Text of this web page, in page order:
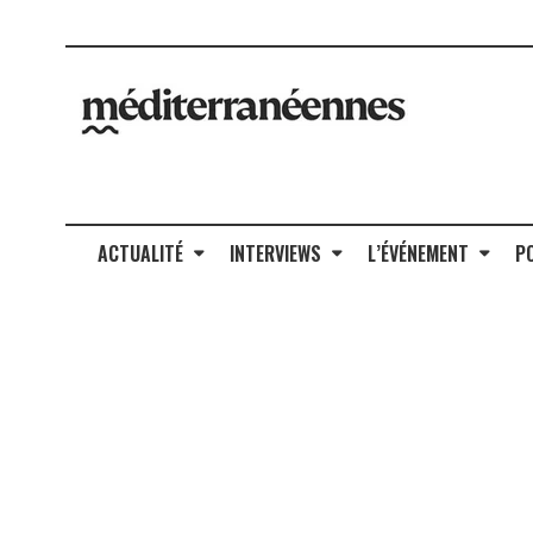
ACTUALITÉ INTERVIEWS L’ÉVÉNEMENT